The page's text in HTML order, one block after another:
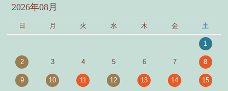
2026年08月
日 月 火 水 木 金 土
1
2 3 4 5 6 7 8
9 10 11 12 13 14 15